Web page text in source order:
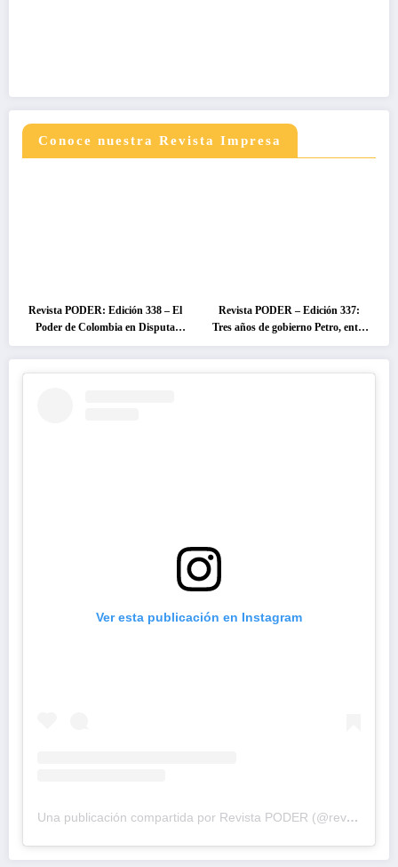
Conoce nuestra Revista Impresa
Revista PODER: Edición 338 – El
Poder de Colombia en Disputa
2026
Revista PODER – Edición 337:
Tres años de gobierno Petro, entre
el cambio prometido y el
desencanto ciudadano
Ver esta publicación en Instagram
Una publicación compartida por Revista PODER (@revistapodercol)